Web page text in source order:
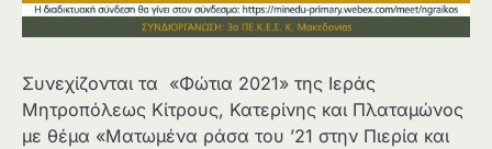
Συνεχίζονται τα «Φώτια 2021» της Ιεράς
Μητροπόλεως Κίτρους, Κατερίνης και Πλαταμώνος
με θέμα «Mατωμένα ράσα του ’21 στην Πιερία και